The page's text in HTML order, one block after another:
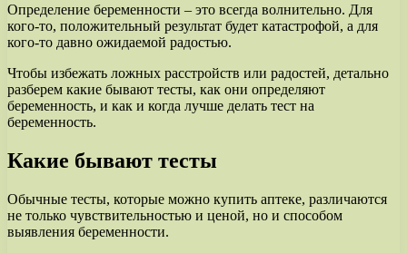
Определение беременности – это всегда волнительно. Для
кого-то, положительный результат будет катастрофой, а для
кого-то давно ожидаемой радостью.
Чтобы избежать ложных расстройств или радостей, детально
разберем какие бывают тесты, как они определяют
беременность, и как и когда лучше делать тест на
беременность.
Какие бывают тесты
Обычные тесты, которые можно купить аптеке, различаются
не только чувствительностью и ценой, но и способом
выявления беременности.